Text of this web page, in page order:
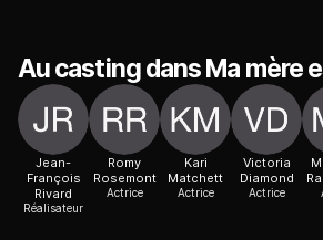
Au casting dans Ma mère
Jean-
François
Rivard
Réalisateur
Romy
Rosemont
Actrice
Kari
Matchett
Actrice
Victoria
Diamond
Actrice